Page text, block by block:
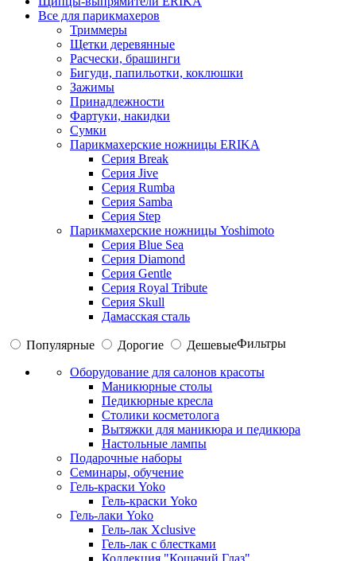
Все для парикмахеров
Триммеры
Щетки деревянные
Расчески, брашинги
Бигуди, папильотки, коклюшки
Зажимы
Принадлежности
Фартуки, накидки
Сумки
Парикмахерские ножницы ERIKA
Серия Break
Серия Jive
Серия Rumba
Серия Samba
Серия Step
Парикмахерские ножницы Yoshimoto
Серия Blue Sea
Серия Diamond
Серия Gentle
Серия Royal Tribute
Серия Skull
Дамасская сталь
Популярные Дорогие ДешевыеФильтры
Оборудование для салонов красоты
Маникюрные столы
Педикюрные кресла
Столики косметолога
Вытяжки для маникюра и педикюра
Настольные лампы
Подарочные наборы
Семинары, обучение
Гель-краски Yoko
Гель-краски Yoko
Гель-лаки Yoko
Гель-лак Xclusive
Гель-лак с блестками
Коллекция "Кошачий Глаз"